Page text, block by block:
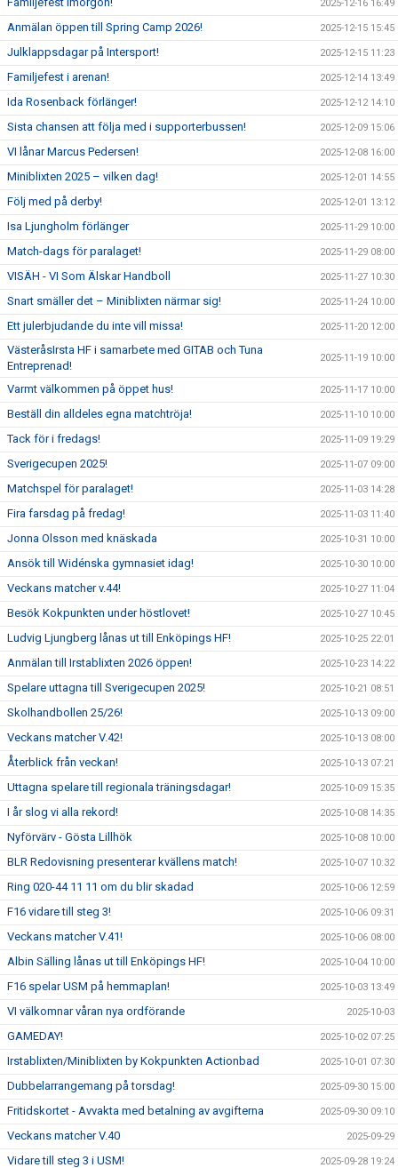
2025-12-16 16:49
Anmälan öppen till Spring Camp 2026! 2025-12-15 15:45
Julklappsdagar på Intersport! 2025-12-15 11:23
Familjefest i arenan! 2025-12-14 13:49
Ida Rosenback förlänger! 2025-12-12 14:10
Sista chansen att följa med i supporterbussen! 2025-12-09 15:06
VI lånar Marcus Pedersen! 2025-12-08 16:00
Miniblixten 2025 – vilken dag! 2025-12-01 14:55
Följ med på derby! 2025-12-01 13:12
Isa Ljungholm förlänger 2025-11-29 10:00
Match-dags för paralaget! 2025-11-29 08:00
VISÄH - VI Som Älskar Handboll 2025-11-27 10:30
Snart smäller det – Miniblixten närmar sig! 2025-11-24 10:00
Ett julerbjudande du inte vill missa! 2025-11-20 12:00
VästeråsIrsta HF i samarbete med GITAB och Tuna
Entreprenad!
2025-11-19 10:00
Varmt välkommen på öppet hus! 2025-11-17 10:00
Beställ din alldeles egna matchtröja! 2025-11-10 10:00
Tack för i fredags! 2025-11-09 19:29
Sverigecupen 2025! 2025-11-07 09:00
Matchspel för paralaget! 2025-11-03 14:28
Fira farsdag på fredag! 2025-11-03 11:40
Jonna Olsson med knäskada 2025-10-31 10:00
Ansök till Widénska gymnasiet idag! 2025-10-30 10:00
Veckans matcher v.44! 2025-10-27 11:04
Besök Kokpunkten under höstlovet! 2025-10-27 10:45
Ludvig Ljungberg lånas ut till Enköpings HF! 2025-10-25 22:01
Anmälan till Irstablixten 2026 öppen! 2025-10-23 14:22
Spelare uttagna till Sverigecupen 2025! 2025-10-21 08:51
Skolhandbollen 25/26! 2025-10-13 09:00
Veckans matcher V.42! 2025-10-13 08:00
Återblick från veckan! 2025-10-13 07:21
Uttagna spelare till regionala träningsdagar! 2025-10-09 15:35
I år slog vi alla rekord! 2025-10-08 14:35
Nyförvärv - Gösta Lillhök 2025-10-08 10:00
BLR Redovisning presenterar kvällens match! 2025-10-07 10:32
Ring 020-44 11 11 om du blir skadad 2025-10-06 12:59
F16 vidare till steg 3! 2025-10-06 09:31
Veckans matcher V.41! 2025-10-06 08:00
Albin Sälling lånas ut till Enköpings HF! 2025-10-04 10:00
F16 spelar USM på hemmaplan! 2025-10-03 13:49
VI välkomnar våran nya ordförande 2025-10-03
GAMEDAY! 2025-10-02 07:25
Irstablixten/Miniblixten by Kokpunkten Actionbad 2025-10-01 07:30
Dubbelarrangemang på torsdag! 2025-09-30 15:00
Fritidskortet - Avvakta med betalning av avgifterna 2025-09-30 09:10
Veckans matcher V.40 2025-09-29
Vidare till steg 3 i USM! 2025-09-28 19:24